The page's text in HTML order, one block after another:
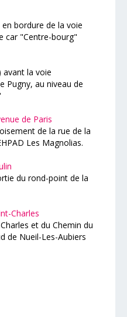
bordure de la voie
car "Centre-bourg"
avant la voie
Pugny, au niveau de
de Paris
de la rue de la
Les Magnolias.
du rond-point de la
Charles
et du Chemin du
de Nueil-Les-Aubiers